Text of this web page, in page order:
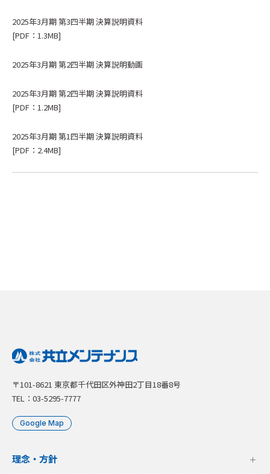
2025年3月期 第3四半期 決算説明資料
[PDF：1.3MB]
2025年3月期 第2四半期 決算説明動画
2025年3月期 第2四半期 決算説明資料
[PDF：1.2MB]
2025年3月期 第1四半期 決算説明資料
[PDF：2.4MB]
〒101-8621 東京都千代田区外神田2丁目18番8号
TEL：03-5295-7777
Google Map
理念・方針